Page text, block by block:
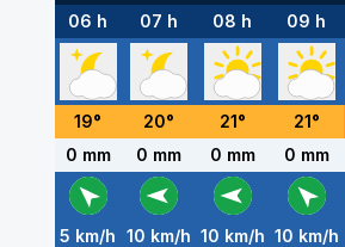
06 h 07 h 08 h 09 h
19° 20° 21° 21°
0 mm
0 mm 0 mm 0 mm
5 km/h 10 km/h 10 km/h 10 km/h